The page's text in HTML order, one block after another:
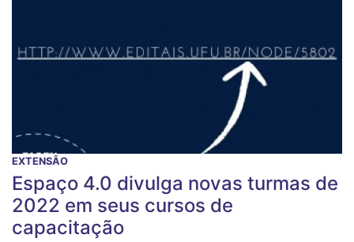
EXTENSÃO
Espaço 4.0 divulga novas turmas de
2022 em seus cursos de
capacitação